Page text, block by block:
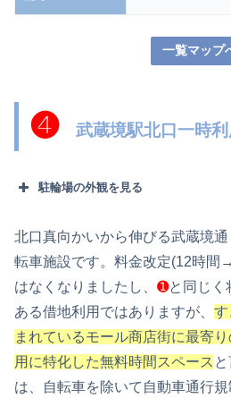
一覧マップ
❹武蔵境駅北口一時利
駐輪場の外観を見る
北口真向かいから伸びる武蔵境
転車施設です。料金改定(12時間
はなくなりましたし、 ➊と同じく
ある借地利用ではありますが、 す
まれているモール商店街に最寄
用に特化した無料時間スペース
は、自転車を除いて自動車通行